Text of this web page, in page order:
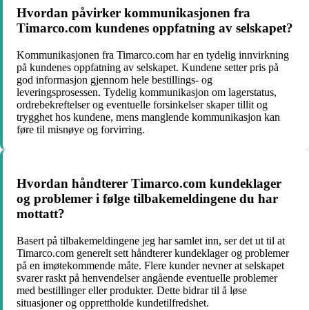
Hvordan påvirker kommunikasjonen fra
Timarco.com kundenes oppfatning av selskapet?
Kommunikasjonen fra Timarco.com har en tydelig innvirkning
på kundenes oppfatning av selskapet. Kundene setter pris på
god informasjon gjennom hele bestillings- og
leveringsprosessen. Tydelig kommunikasjon om lagerstatus,
ordrebekreftelser og eventuelle forsinkelser skaper tillit og
trygghet hos kundene, mens manglende kommunikasjon kan
føre til misnøye og forvirring.
Hvordan håndterer Timarco.com kundeklager
og problemer i følge tilbakemeldingene du har
mottatt?
Basert på tilbakemeldingene jeg har samlet inn, ser det ut til at
Timarco.com generelt sett håndterer kundeklager og problemer
på en imøtekommende måte. Flere kunder nevner at selskapet
svarer raskt på henvendelser angående eventuelle problemer
med bestillinger eller produkter. Dette bidrar til å løse
situasjoner og opprettholde kundetilfredshet.